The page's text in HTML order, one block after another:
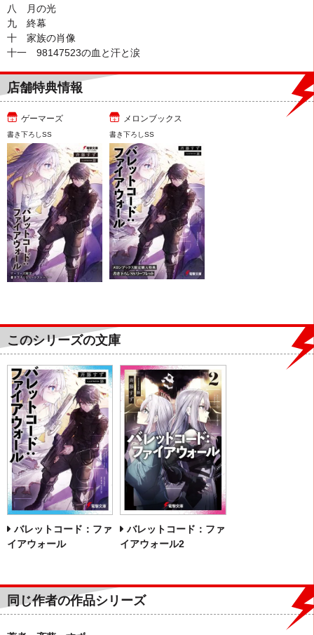
八 月の光
九 終幕
十 家族の肖像
十一 98147523の血と汗と涙
店舗特典情報
ゲーマーズ
書き下ろしSS
メロンブックス
書き下ろしSS
このシリーズの文庫
バレットコード：ファ
イアウォール
バレットコード：ファ
イアウォール2
同じ作者の作品シリーズ